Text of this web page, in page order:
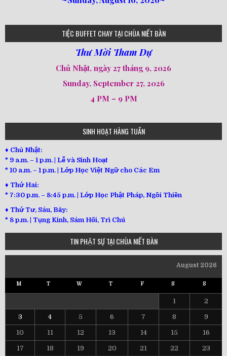
80
78
77
82
92
93
94
95
98
641
182
101
loipha2
loipha4
loipha1
loipha5
loipha7
loipha8
loipha10
loipha9
loi-phat-day
loipha15
loipha13
TIỆC BUFFET CHAY TẠI CHÙA NIẾT BÀN
Thư Mời Tham Dự
Chủ Nhật, ngày 27 tháng 9, 2026
Sunday, September 27, 2026
4 PM – 9 PM
SINH HOẠT HÀNG TUẦN
♦ Chủ Nhật:
* 9 a.m. – 1 p.m. | Lễ và Sinh Hoạt
* 10 a.m. – 1 p.m. | Lớp Học Việt Ngữ cho Các Em
♦ Thứ Hai:
* 7:30 p.m. – 8:45 p.m. | Lớp Học Phật Pháp, Ngồi Thiền
♦ Thứ Tư, Sáu, Bảy:
* 8 p.m. | Tụng Kinh, Sám Hối, Trì Chú
TIN PHẬT SỰ TẠI CHÙA NIẾT BÀN
August 2026
M T W T F S S
1 2
3 4 5 6 7 8 9
10 11 12 13 14 15 16
17 18 19 20 21 22 23